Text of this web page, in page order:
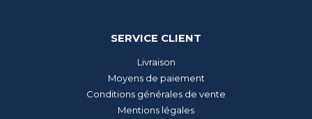
SERVICE CLIENT
Livraison
Moyens de paiement
Conditions générales de vente
Mentions légales